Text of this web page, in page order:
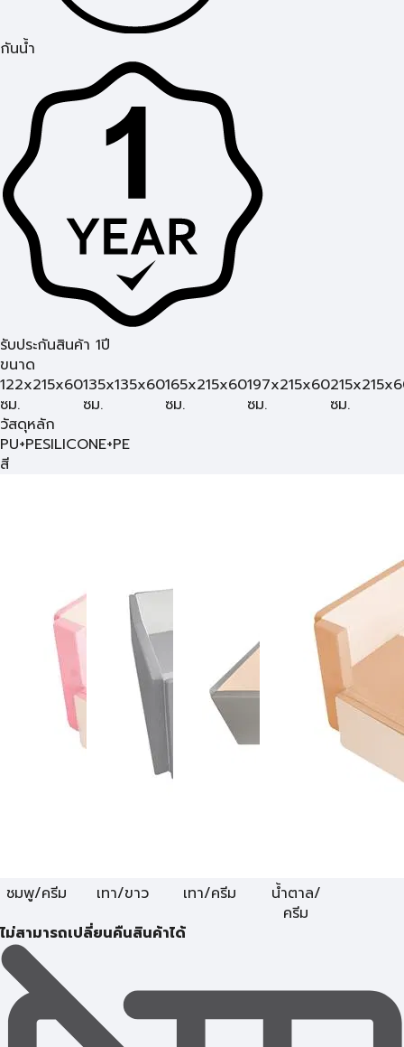
กันน้ำ
รับประกันสินค้า 1ปี
ขนาด
122x215x60
ซม.
135x135x60
ซม.
165x215x60
ซม.
197x215x60
ซม.
ซม.
วัสดุหลัก
PU+PESILICONE+PE
สี
ชมพู/ครีม เทา/ขาว เทา/ครีม
น้ำตาล/
ครีม
ไม่สามารถเปลี่ยนคืนสินค้าได้